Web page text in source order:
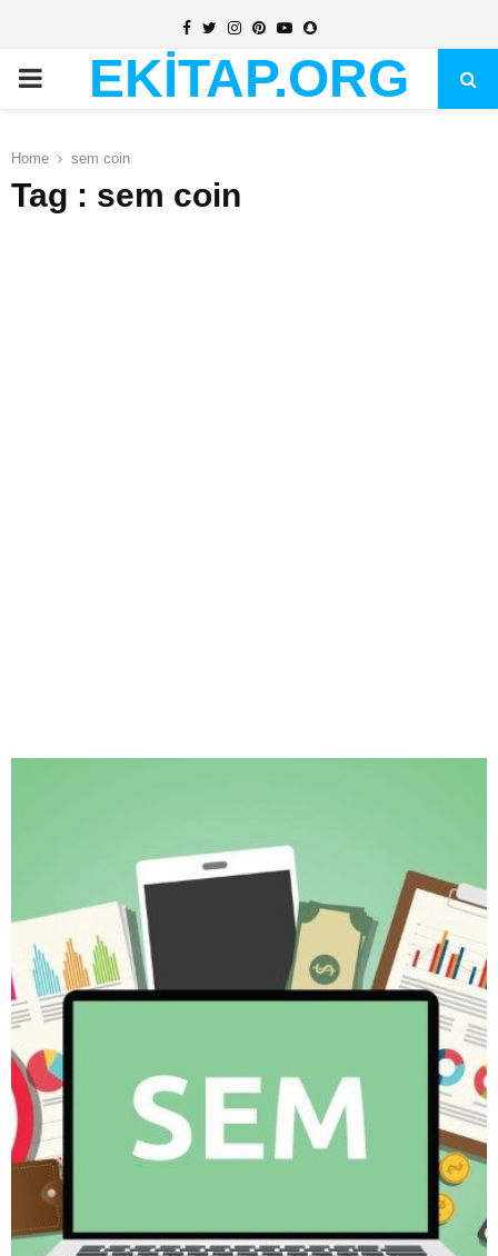
Facebook
TwitterInstagram
PinterestYoutubeSnapchat
PRIMARYEKİTAP.ORG
Home sem coin
Tag : sem coin